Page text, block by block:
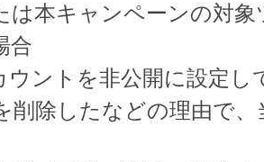
は本キャンペーンの対
合
ウントを非公開に設定し
削除したなどの理由で、